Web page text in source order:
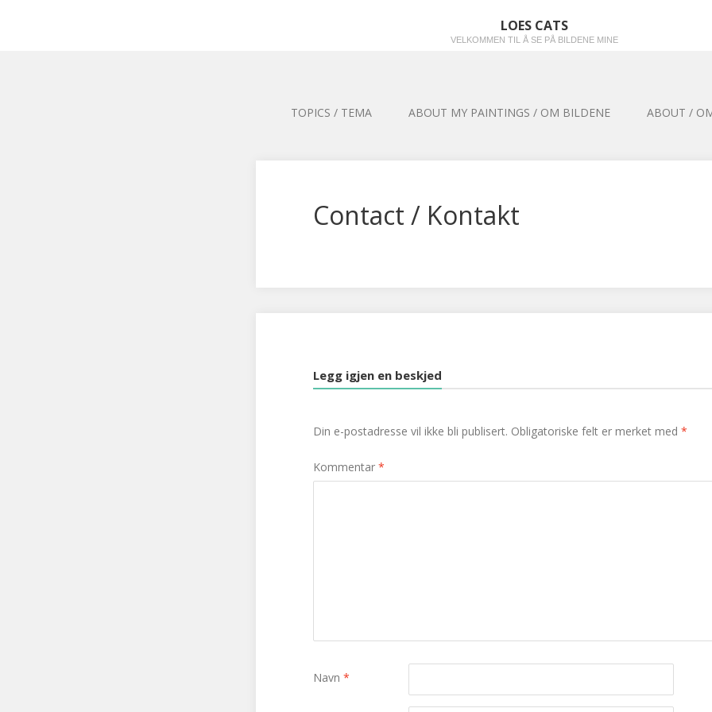
LOES CATS
VELKOMMEN TIL Å SE PÅ BILDENE MINE
TOPICS / TEMA ABOUT MY PAINTINGS / OM BILDENE ABOUT /
Contact / Kontakt
Legg igjen en beskjed
Din e-postadresse vil ikke bli publisert. Obligatoriske felt er merket med *
Kommentar *
Navn *